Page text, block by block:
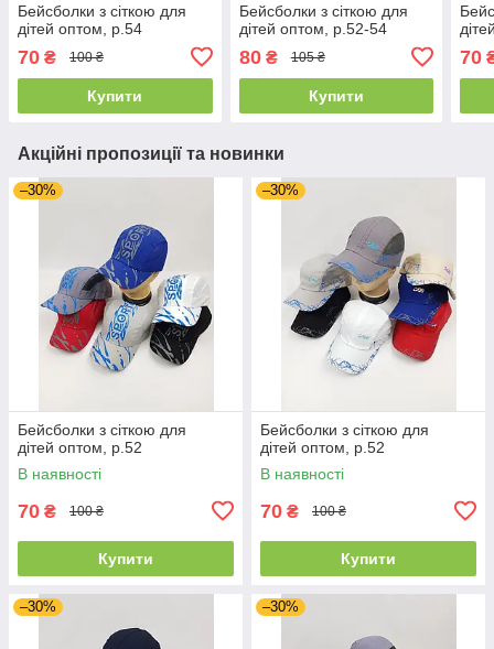
Бейсболки з сіткою для
дітей оптом, р.54
70 ₴ 100 ₴
Купити
Бейсболки з сіткою для
дітей оптом, р.52-54
80₴ 105 ₴
Купити
70
Акційні пропозиції та новинки
–30%
Бейсболки з сіткою для
дітей оптом, р.52
В наявності
70 ₴ 100 ₴
Купити
–30%
Бейсболки з сіткою для
дітей оптом, р.52
В наявності
70 ₴ 100 ₴
Купити
–30% –30%